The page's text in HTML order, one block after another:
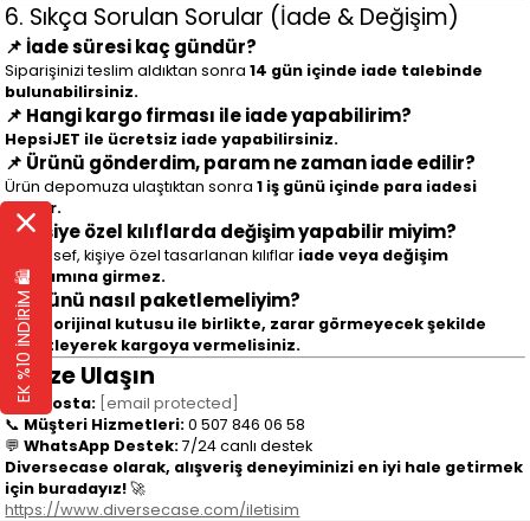
6. Sıkça Sorulan Sorular (İade & Değişim)
📌 İade süresi kaç gündür?
Siparişinizi teslim aldıktan sonra14 gün içinde iade talebinde
bulunabilirsiniz.
📌 Hangi kargo firması ile iade yapabilirim?
HepsiJET ile ücretsiz iade yapabilirsiniz.
📌 Ürünü gönderdim, param ne zaman iade edilir?
Ürün depomuza ulaştıktan sonra1 iş günü içinde para iadesi
yapılır.
📌 Kişiye özel kılıflarda değişim yapabilir miyim?
Maalesef, kişiye özel tasarlanan kılıflar iade veya değişim
kapsamına girmez.
📌 Ürünü nasıl paketlemeliyim?
Ürünü orijinal kutusu ile birlikte, zarar görmeyecek şekilde
paketleyerek kargoya vermelisiniz.
7. Bize Ulaşın
📩E-posta: [email protected]
📞 Müşteri Hizmetleri:0 507 846 06 58
💬WhatsApp Destek:7/24 canlı destek
Diversecase olarak, alışveriş deneyiminizi en iyi hale getirmek
için buradayız!🚀
https://www.diversecase.com/iletisim
EK %10 İNDİRİM 🛍️